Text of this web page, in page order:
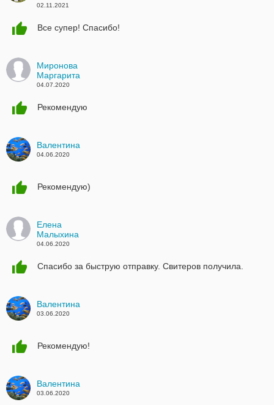
02.11.2021
Все супер! Спасибо!
Миронова
Маргарита
04.07.2020
Рекомендую
Валентина
04.06.2020
Рекомендую)
Елена
Малыхина
04.06.2020
Спасибо за быструю отправку. Свитеров получила.
Валентина
03.06.2020
Рекомендую!
Валентина
03.06.2020